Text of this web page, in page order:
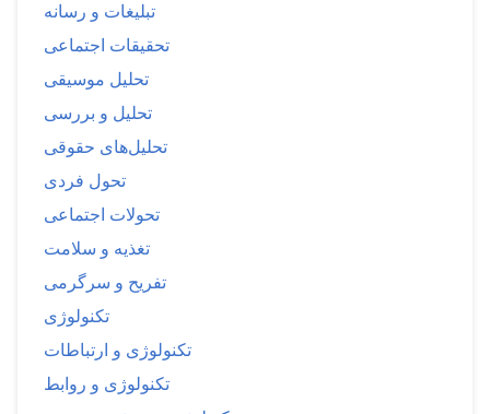
تبلیغات و رسانه
تحقیقات اجتماعی
تحلیل موسیقی
تحلیل و بررسی
تحلیل‌های حقوقی
تحول فردی
تحولات اجتماعی
تغذیه و سلامت
تفریح و سرگرمی
تکنولوژی
تکنولوژی و ارتباطات
تکنولوژی و روابط